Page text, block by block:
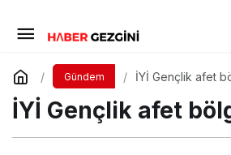
Gündem İYİ Gençlik afet
İYİ Gençlik afet